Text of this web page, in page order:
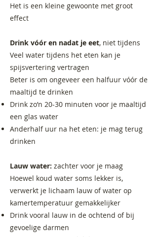
Het is een kleine gewoonte met groot
effect
Drink vóór en nadat je eet, niet tijdens
Veel water tijdens het eten kan je
spijsvertering vertragen
Beter is om ongeveer een halfuur vóór de
maaltijd te drinken
Drink zo’n 20-30 minuten voor je maaltijd
een glas water
Anderhalf uur na het eten: je mag terug
drinken
Lauw water: zachter voor je maag
Hoewel koud water soms lekker is,
verwerkt je lichaam lauw of water op
kamertemperatuur gemakkelijker
Drink vooral lauw in de ochtend of bij
gevoelige darmen